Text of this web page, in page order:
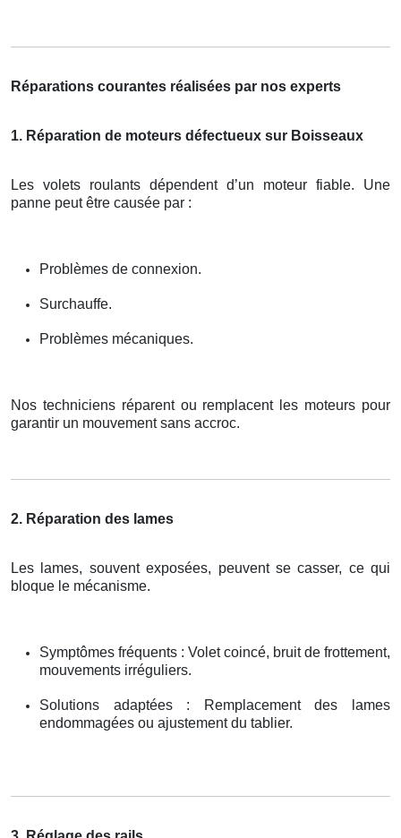
Réparations courantes réalisées par nos experts
1. Réparation de moteurs défectueux sur Boisseaux
Les volets roulants dépendent d’un moteur fiable. Une
panne peut être causée par :
Problèmes de connexion.
Surchauffe.
Problèmes mécaniques.
Nos techniciens réparent ou remplacent les moteurs pour
garantir un mouvement sans accroc.
2. Réparation des lames
Les lames, souvent exposées, peuvent se casser, ce qui
bloque le mécanisme.
Symptômes fréquents : Volet coincé, bruit de frottement,
mouvements irréguliers.
Solutions adaptées : Remplacement des lames
endommagées ou ajustement du tablier.